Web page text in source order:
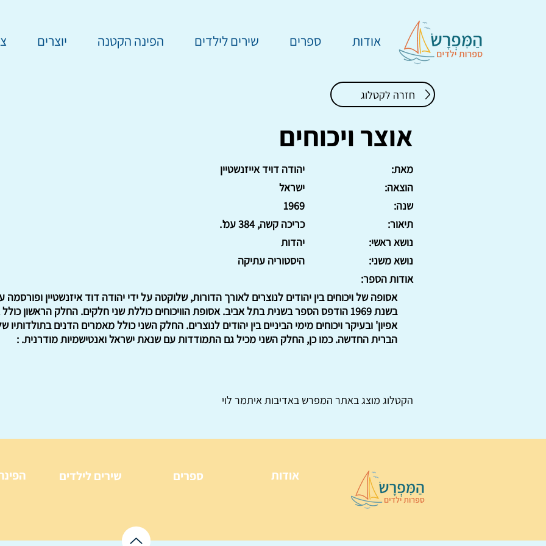
אודות ספרים שירים לילדים הפינה הקטנה יוצרים
חזרה לקטלוג
אוצר ויכוחים
יהודה דויד אייזנשטיין
מאת:
ישראל
הוצאה:
1969
שנה:
כריכה קשה, 384 עמ'.
תיאור:
יהדות
נושא ראשי:
היסטוריה עתיקה
נושא משני:
אודות הספר:
בשנת 1969 הודפס הספר בשנית בתל אביב. אסופת הוויכוחים כוללת שני חלקים. החלק הראשון
אפיון' ובעיקר ויכוחים מימי הביניים בין יהודים לנוצרים. החלק השני כולל מאמרים הדנים בתולדותיו
הברית החדשה. כמו כן, החלק השני מכיל גם התמודדות עם שנאת ישראל ואנטישמיות מודרנית. :
הקטלוג מוצג באתר המפרש באדיבות איתמר לוי
שירים לילדים ספרים אודות